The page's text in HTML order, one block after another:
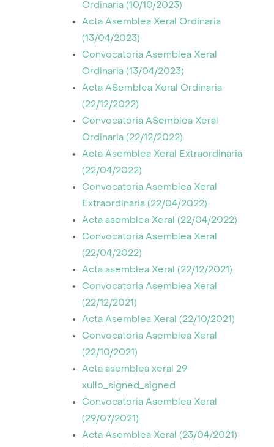
Ordinaria (10/10/2023)
Acta Asemblea Xeral Ordinaria
(13/04/2023)
Convocatoria Asemblea Xeral
Ordinaria (13/04/2023)
Acta ASemblea Xeral Ordinaria
(22/12/2022)
Convocatoria ASemblea Xeral
Ordinaria (22/12/2022)
Acta Asemblea Xeral Extraordinaria
(22/04/2022)
Convocatoria Asemblea Xeral
Extraordinaria (22/04/2022)
Acta asemblea Xeral (22/04/2022)
Convocatoria Asemblea Xeral
(22/04/2022)
Acta asemblea Xeral (22/12/2021)
Convocatoria Asemblea Xeral
(22/12/2021)
Acta Asemblea Xeral (22/10/2021)
Convocatoria Asemblea Xeral
(22/10/2021)
Acta asemblea xeral 29
xullo_signed_signed
Convocatoria Asemblea Xeral
(29/07/2021)
Acta Asemblea Xeral (23/04/2021)